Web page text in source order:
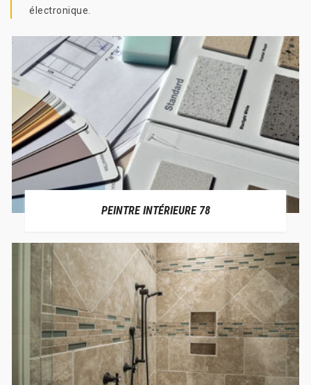
électronique.
PEINTRE INTÉRIEURE 78